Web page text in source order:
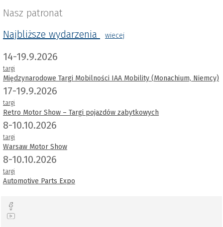
Nasz patronat
Najbliższe wydarzenia
wiecej
14-19.9.2026
targi
Międzynarodowe Targi Mobilności IAA Mobility (Monachium, Niemcy)
17-19.9.2026
targi
Retro Motor Show – Targi pojazdów zabytkowych
8-10.10.2026
targi
Warsaw Motor Show
8-10.10.2026
targi
Automotive Parts Expo